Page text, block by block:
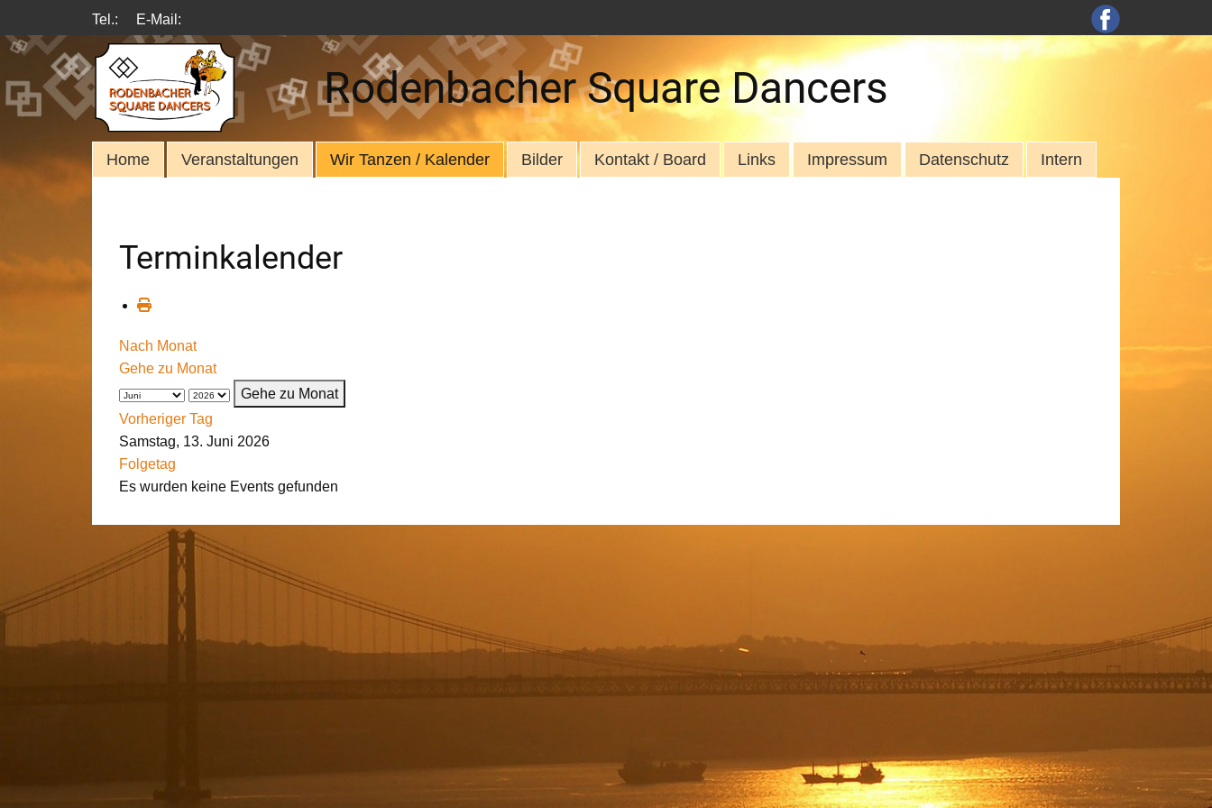
Tel.: E-Mail:
Rodenbacher Square Dancers
Home Veranstaltungen Wir Tanzen / Kalender Bilder Kontakt / Board Links Impressum Datenschutz Intern
Terminkalender
Nach Monat
Gehe zu Monat
Gehe zu Monat
Vorheriger Tag
Samstag, 13. Juni 2026
Folgetag
Es wurden keine Events gefunden